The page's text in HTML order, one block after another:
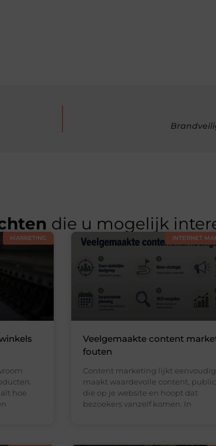
die u mogelijk
MARKETING
hoe
INTERNET
Veelgemaakte content
fouten
Content marketing lijkt
maakt waardevolle content,
die op je website en hoopt dat
bezoekers vanzelf komen. In